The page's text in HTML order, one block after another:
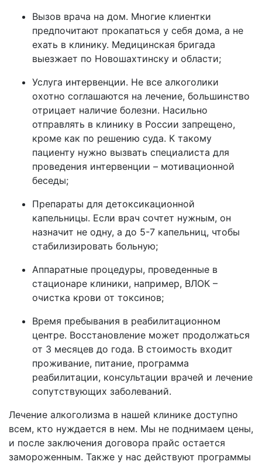
Вызов врача на дом. Многие клиентки
предпочитают прокапаться у себя дома, а не
ехать в клинику. Медицинская бригада
выезжает по Новошахтинску и области;
Услуга интервенции. Не все алкоголики
охотно соглашаются на лечение, большинство
отрицает наличие болезни. Насильно
отправлять в клинику в России запрещено,
кроме как по решению суда. К такому
пациенту нужно вызвать специалиста для
проведения интервенции – мотивационной
беседы;
Препараты для детоксикационной
капельницы. Если врач сочтет нужным, он
назначит не одну, а до 5-7 капельниц, чтобы
стабилизировать больную;
Аппаратные процедуры, проведенные в
стационаре клиники, например, ВЛОК –
очистка крови от токсинов;
Время пребывания в реабилитационном
центре. Восстановление может продолжаться
от 3 месяцев до года. В стоимость входит
проживание, питание, программа
реабилитации, консультации врачей и лечение
сопутствующих заболеваний.
Лечение алкоголизма в нашей клинике доступно
всем, кто нуждается в нем. Мы не поднимаем цены,
и после заключения договора прайс остается
замороженным. Также у нас действуют программы